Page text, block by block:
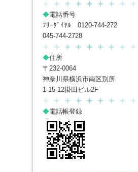
◆電話番号
ﾌﾘｰﾀﾞｲﾔﾙ 0120-744-272
045-744-2728
◆住所
〒232-0064
神奈川県横浜市南区別所
1-15-12掛田ビル2F
◆電話帳登録